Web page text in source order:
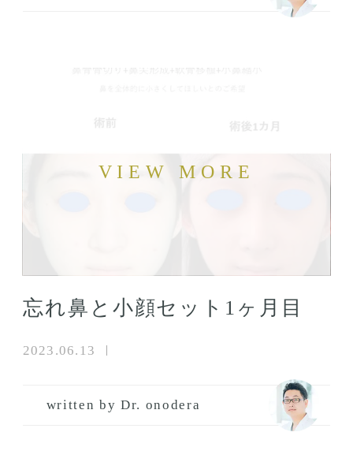
忘れ鼻と小顔セット1ヶ月目
2023.06.13
written by Dr. onodera